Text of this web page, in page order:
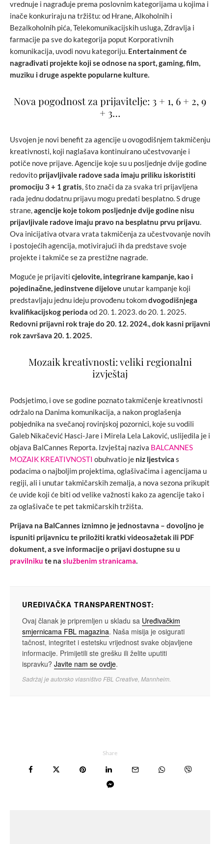
vrednuje i nagrađuje prema poslovnim kategorijama u kojima i
inače konkuriraju na tržištu: od Hrane, Alkoholnih i
Bezalkoholnih pića, Telekomunikacijskih usluga, Zdravlja i
farmacije pa sve do kategorija poput Korporativnih
komunikacija, uvodi novu kategoriju. Entertainmentće
nagrađivati projekte koji se odnose na sport, gaming, film,
muziku i druge aspekte popularne kulture.
Nova pogodnost za prijavitelje: 3 + 1, 6 + 2, 9
+ 3…
Usvojen je novi benefit za agencije u ovogodišnjem takmičenju
kreativnosti, koji naglašava kontinuirano učestvovanje i
potiče nove prijave. Agencije koje su u posljednje dvije godine
redovito prijavljivale radove sada imaju priliku iskoristiti
promociju 3 + 1 gratis, što znači da za svaka tri prijavljena
rada jednu dodatnu prijavu mogu predati besplatno. S druge
strane,agencije koje tokom posljednje dvije godine nisu
prijavljivale radove imaju pravo na besplatnu prvu prijavu.
Ova inicijativa otvara vrata takmičenja za učestvovanje novih
i postojećih agencija, motivirajući ih da predstave svoje
projekte i takmiče se za prestižne nagrade.
Moguće je prijaviti cjelovite, integrirane kampanje, kao i
pojedinačne, jedinstvene dijelove unutar kampanje koji
predstavljaju jednu ideju provođenu tokomdvogodišnjega
kvalifikacijskog perioda od 20. 1. 2023. do 20. 1. 2025.
Redovni prijavni rok traje do 20. 12. 2024., dok kasni prijavni
rok završava 20. 1. 2025.
Mozaik kreativnosti: veliki regionalni
izvještaj
Podsjetimo, i ove se godine poznato takmičenje kreativnosti
održalo na Danima komunikacija, a nakon proglašenja
pobjednika na svečanoj rovinjskoj pozornici, koje su vodili
Galeb Nikačević Hasci-Jare i Mirela Lela Laković, uslijedila je i
objava BalCannes Reporta. Izvještaj naziva BALCANNES
MOZAIK KREATIVNOSTI obuhvatio je niz ljestvica s
podacima o najboljim projektima, oglašivačima i agencijama u
regiji, ali i unutar takmičarskih zemalja, a nova sezona prikupit
će uvide koji će biti od velike važnosti kako za agencije tako i
za oglašivače te pet takmičarskih tržišta.
Prijava na BalCannes iznimno je jednostavna – dovoljno je
ispuniti prijavnicu te priložiti kratki videosažetak ili PDF
dokument, a sve informacije o prijavi dostupne su u
pravilniku te na službenim stranicama.
UREĐIVAČKA TRANSPARENTNOST:
Ovaj članak je pripremljen u skladu sa Uređivačkim
smjernicama FBL magazina. Naša misija je osigurati
tačnost, integritet i estetsku vrijednost svake objavljene
informacije. Primijetili ste grešku ili želite uputiti
ispravku? Javite nam se ovdje.
Sadržaj je autorsko vlasništvo FBL Creative, Mannheim.
Share